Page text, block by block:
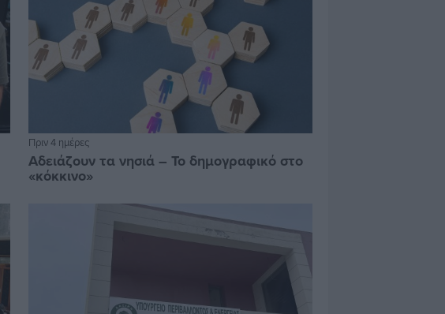
Πριν 4 ημέρες
Αδειάζουν τα νησιά – Το δημογραφικό στο
«κόκκινο»